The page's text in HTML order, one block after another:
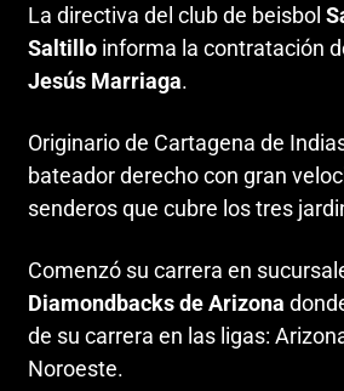
La directiva del club de beisbol
Saltillo informa la contratación
Jesús Marriaga.
Originario de Cartagena de
bateador derecho con gran
senderos que cubre los tres
Comenzó su carrera en
Diamondbacks de Arizona
de su carrera en las ligas:
Noroeste.